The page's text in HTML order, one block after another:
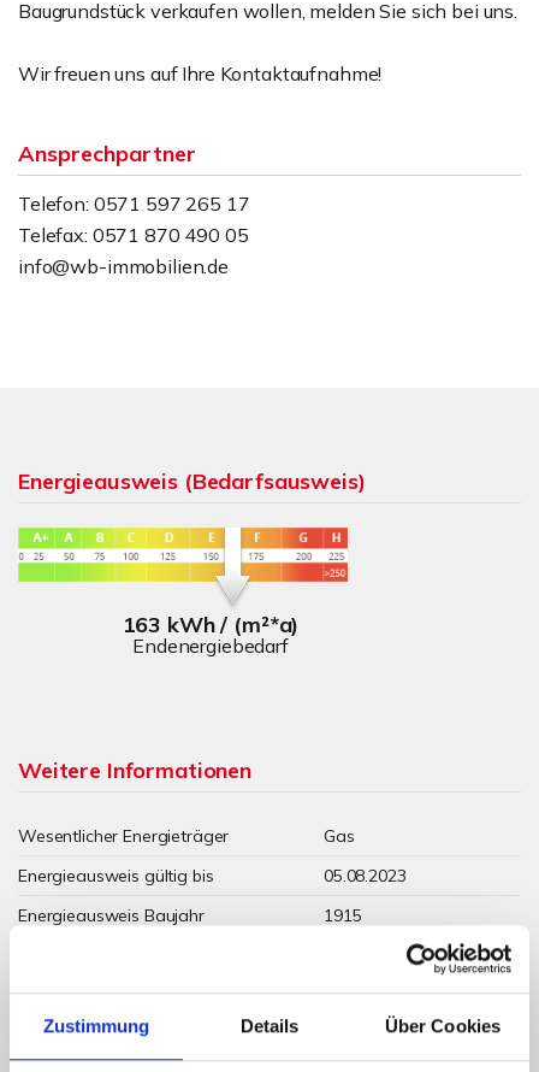
Zustimmung Details Über Cookies
Baugrundstück verkaufen wollen, melden Sie sich bei uns.
Wir freuen uns auf Ihre Kontaktaufnahme!
Ansprechpartner
Telefon: 0571 597 265 17
Telefax: 0571 870 490 05
info@wb-immobilien.de
Energieausweis (Bedarfsausweis)
163 kWh / (m²*a)
Endenergiebedarf
Weitere Informationen
Wesentlicher Energieträger
Gas
Energieausweis gültig bis
05.08.2023
Energieausweis Baujahr
1915
Wohngebäude
Heizung
Zentralheizung
Befeuerung